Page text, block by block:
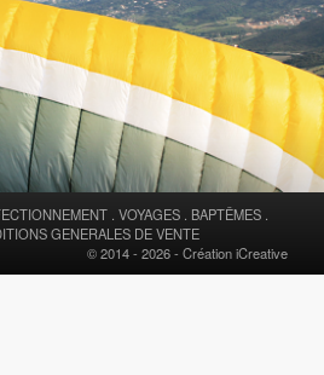
VOYAGES BAPTÊMES
GENERALES DE VENTE
© 2014 - 2026 - Création iCreative